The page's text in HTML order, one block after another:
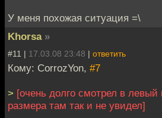
У меня похожая ситуация =\
Khorsa »
#11 | 17.03.08 23:48 | ответить
Кому: CorrozYon, #7
> [очень долго смотрел в левый
размера там так и не увидел]